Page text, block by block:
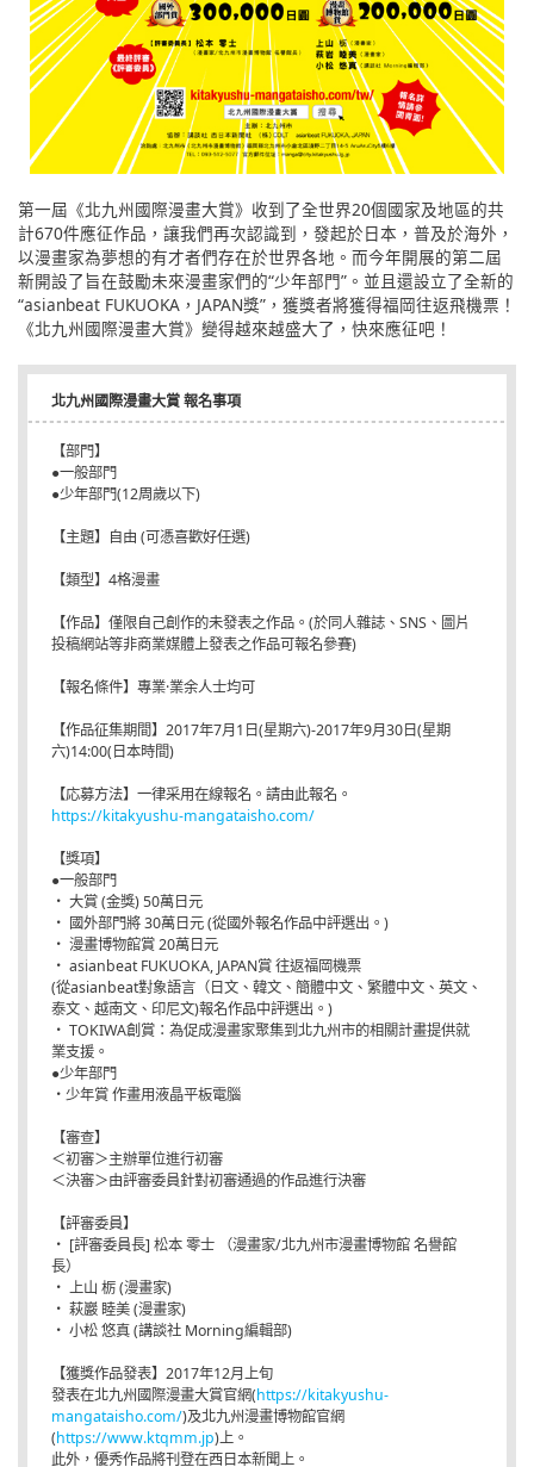
第一屆《北九州國際漫畫大賞》收到了全世界20個國家及地區的共
計670件應征作品，讓我們再次認識到，發起於日本，普及於海外，
以漫畫家為夢想的有才者們存在於世界各地。而今年開展的第二屆
新開設了旨在鼓勵未來漫畫家們的“少年部門”。並且還設立了全新的
“asianbeat FUKUOKA，JAPAN獎”，獲獎者將獲得福岡往返飛機票！
《北九州國際漫畫大賞》變得越來越盛大了，快來應征吧！
北九州國際漫畫大賞 報名事項
【部門】
●一般部門
●少年部門(12周歲以下)
【主題】自由 (可憑喜歡好任選)
【類型】4格漫畫
【作品】僅限自己創作的未發表之作品。(於同人雜誌、SNS、圖片
投稿網站等非商業媒體上發表之作品可報名參賽)
【報名條件】專業·業余人士均可
【作品征集期間】2017年7月1日(星期六)-2017年9月30日(星期
六)14:00(日本時間)
【応募方法】一律采用在線報名。請由此報名。
https://kitakyushu-mangataisho.com/
【獎項】
●一般部門
・ 大賞 (金獎) 50萬日元
・ 國外部門將 30萬日元 (從國外報名作品中評選出。)
・ 漫畫博物館賞 20萬日元
・ asianbeat FUKUOKA, JAPAN賞 往返福岡機票
(從asianbeat對象語言（日文、韓文、簡體中文、繁體中文、英文、
泰文、越南文、印尼文)報名作品中評選出。)
・ TOKIWA創賞：為促成漫畫家聚集到北九州市的相關計畫提供就
業支援。
●少年部門
・少年賞 作畫用液晶平板電腦
【審查】
＜初審＞主辦單位進行初審
＜決審＞由評審委員針對初審通過的作品進行決審
【評審委員】
・ [評審委員長] 松本 零士 （漫畫家/北九州市漫畫博物館 名譽館
長）
・ 上山 栃 (漫畫家)
・ 萩巖 睦美 (漫畫家)
・ 小松 悠真 (講談社 Morning編輯部)
【獲獎作品發表】2017年12月上旬
發表在北九州國際漫畫大賞官網(https://kitakyushu-
mangataisho.com/)及北九州漫畫博物館官網
(https://www.ktqmm.jp)上。
此外，優秀作品將刊登在西日本新聞上。